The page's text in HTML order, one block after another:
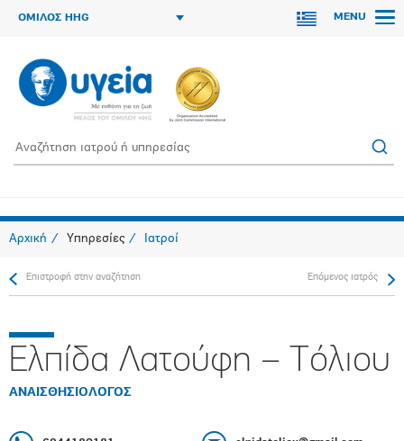
ΟΜΙΛΟΣ HHG MENU
Αρχική Υπηρεσίες Ιατροί
Επιστροφή στην αναζήτηση Επόμενος ιατρός
Ελπίδα Λατούφη – Τόλιου
ΑΝΑΙΣΘΗΣΙΟΛΟΓΟΣ